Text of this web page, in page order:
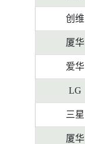
创维
厦华
爱华
LG
三星
厦华